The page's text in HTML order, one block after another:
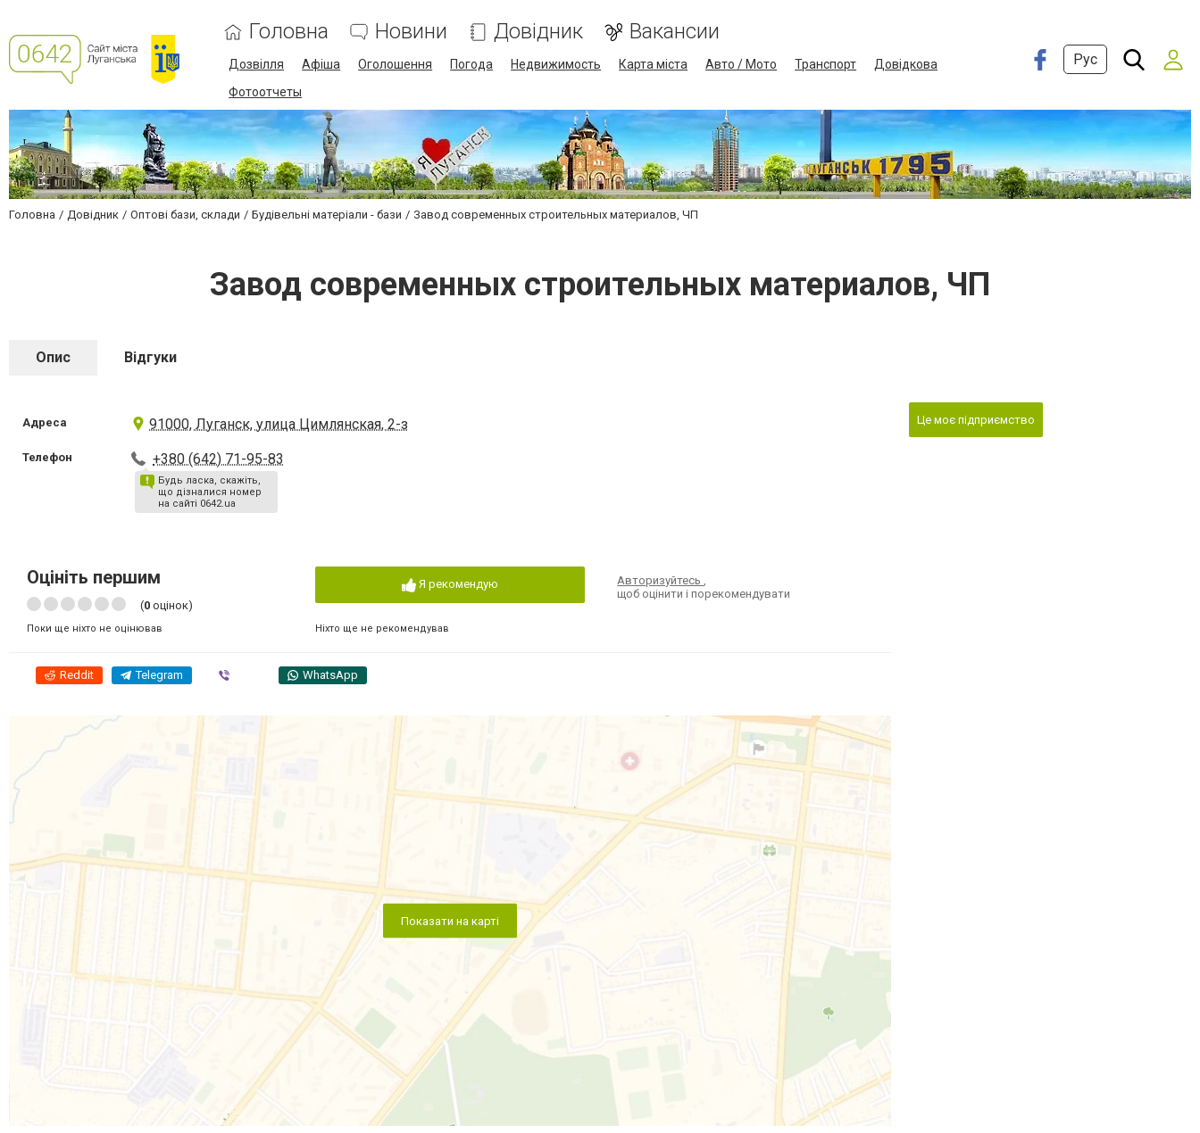
Головна Новини Довідник Вакансии
Дозвілля Афіша Оголошення Погода Недвижимость Карта міста Авто / Мото Транспорт
Довідкова
Фотоотчеты
Рус
Головна Довідник Оптові бази, склади Будівельні матеріали - бази Завод современных строительных материалов, ЧП
Завод современных строительных материалов, ЧП
Опис Відгуки
Адреса 91000, Луганск, улица Цимлянская, 2-з
Телефон +380 (642) 71-95-83
Будь ласка, скажіть,
що дізналися номер
на сайті 0642.ua
Оцініть першим
(0 оцінок)
Поки ще ніхто не оцінював
Я рекомендую
Ніхто ще не рекомендував
Авторизуйтесь,
щоб оцінити і порекомендувати
Reddit Telegram WhatsApp
Показати на карті
Це моє підприємство